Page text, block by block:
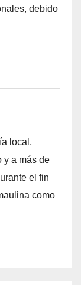
debido
local,
y a más de
el fin
como